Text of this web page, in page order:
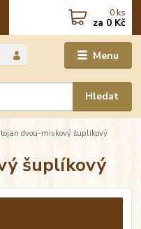
Menu
Hledat
0 ks
za 0 Kč
dvou-miskový šuplíkový
šuplíkový